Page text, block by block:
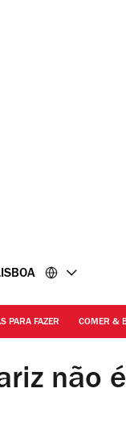
PARA FAZER COMER &
não